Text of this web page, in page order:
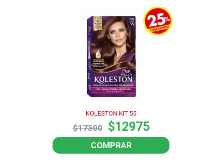
KOLESTON KIT 55
$17300 $12975
COMPRAR